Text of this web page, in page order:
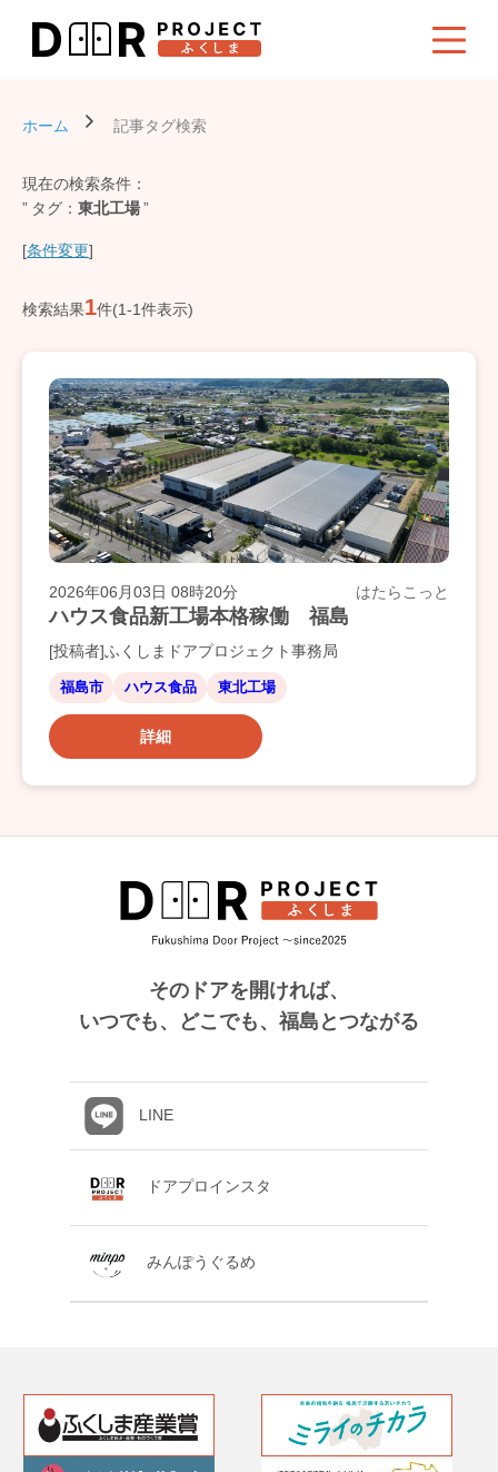
ホーム 記事タグ検索
現在の検索条件：
タグ
東北工場
[条件変更]
検索結果1件(1-1件表示)
2026年06月03日 08時20分 はたらこっと
ハウス食品新工場本格稼働 福島
[投稿者]ふくしまドアプロジェクト事務局
福島市 ハウス食品 東北工場
詳細
そのドアを開ければ、
いつでも、どこでも、福島とつながる
LINE
ドアプロインスタ
みんぽうぐるめ